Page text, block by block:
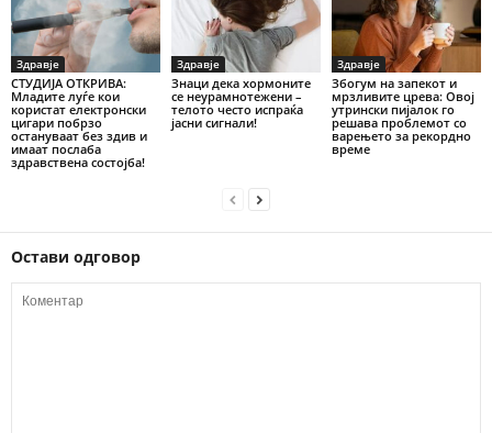
Здравје
СТУДИЈА ОТКРИВА:
Младите луѓе кои
користат електронски
цигари побрзо
остануваат без здив и
имаат послаба
здравствена состојба!
Здравје
Знаци дека хормоните
се неурамнотежени –
телото често испраќа
јасни сигнали!
Здравје
Збогум на запекот и
мрзливите црева: Овој
утрински пијалок го
решава проблемот со
варењето за рекордно
време
Остави одговор